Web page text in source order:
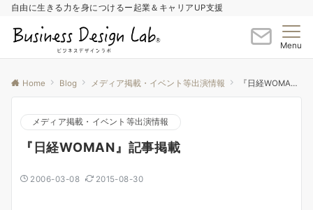
自由に生きる力を身につけるー起業＆キャリアUP支援
Menu
Home Blog メディア掲載・イベント等出演情報 『日経WOMAN』記事掲載
メディア掲載・イベント等出演情報
『日経WOMAN』記事掲載
2006-03-08 2015-08-30